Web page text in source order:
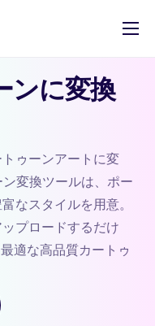
ンに変換
ゥーンアートに変
変換ツールは、ポー
なスタイルを用意。
プロードするだけ
適な高品質カートゥ